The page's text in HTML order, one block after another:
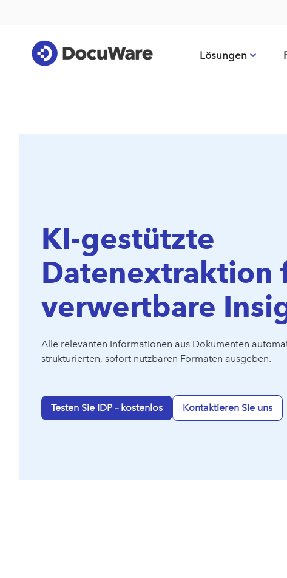
Lösungen
KI-gestützte
Datenextraktion
verwertbare
Alle relevanten Informationen aus Dokumenten
strukturierten, sofort nutzbaren Formaten ausgeben.
Testen Sie IDP – kostenlos Kontaktieren Sie uns